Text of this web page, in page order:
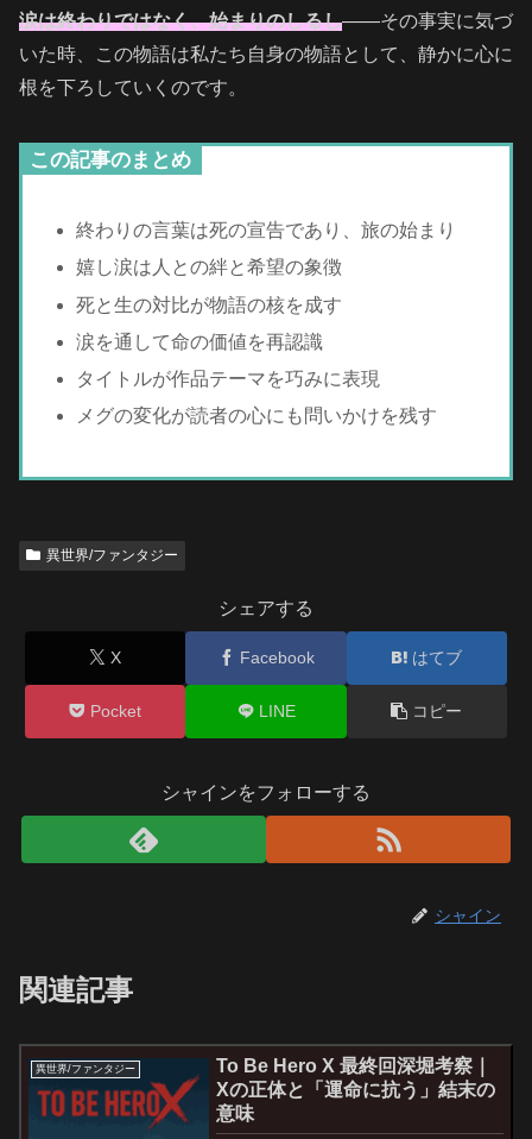
涙は終わりではなく、始まりのしるし――その事実に気づ
いた時、この物語は私たち自身の物語として、静かに心に
根を下ろしていくのです。
この記事のまとめ
終わりの言葉は死の宣告であり、旅の始まり
嬉し涙は人との絆と希望の象徴
死と生の対比が物語の核を成す
涙を通して命の価値を再認識
タイトルが作品テーマを巧みに表現
メグの変化が読者の心にも問いかけを残す
異世界/ファンタジー
シェアする
X Facebook はてブ
Pocket LINE コピー
シャインをフォローする
シャイン
関連記事
異世界/ファンタジー
To Be Hero X 最終回深堀考察｜
Xの正体と「運命に抗う」結末の
意味